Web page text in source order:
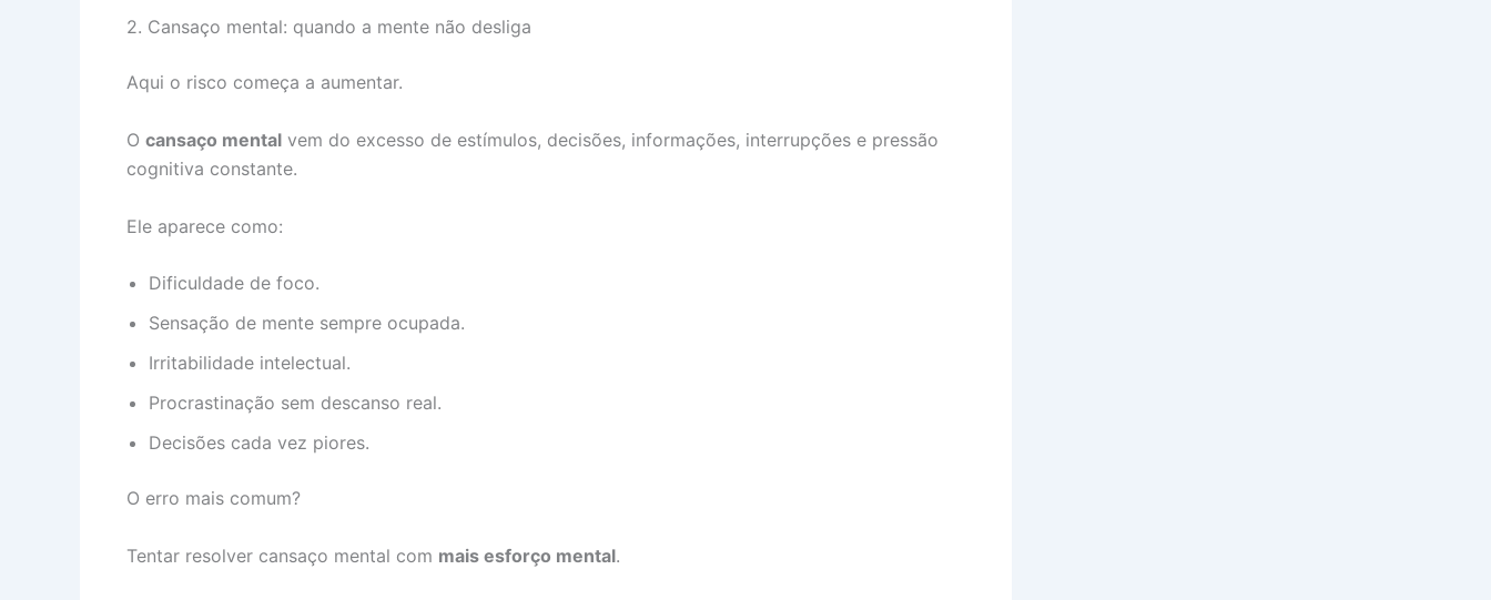
2. Cansaço mental: quando a mente não desliga
Aqui o risco começa a aumentar.
O cansaço mental vem do excesso de estímulos, decisões, informações, interrupções e pressão
cognitiva constante.
Ele aparece como:
Dificuldade de foco.
Sensação de mente sempre ocupada.
Irritabilidade intelectual.
Procrastinação sem descanso real.
Decisões cada vez piores.
O erro mais comum?
Tentar resolver cansaço mental com mais esforço mental.